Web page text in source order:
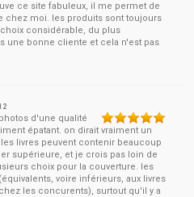
ce site fabuleux, il me permet de
chez moi. les produits sont toujours
considérable, du plus
une bonne cliente et cela n'est pas
d'une qualité
épatant. on dirait vraiment un
livres peuvent contenir beaucoup
supérieure, et je crois pas loin de
choix pour la couverture. les
voire inférieurs, aux livres
les concurents), surtout qu'il y a